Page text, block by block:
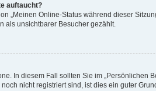
auftaucht?
„Meinen Online-Status während dieser
als unsichtbarer Besucher gezählt.
In diesem Fall sollten Sie im „Persönlichen
nicht registriert sind, ist dies ein guter